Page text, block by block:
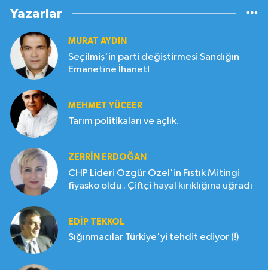
Yazarlar
MURAT AYDIN
Seçilmiş'in parti değiştirmesi Sandığın
Emanetine İhanet!
MEHMET YÜCEER
Tarım politikaları ve açlık.
ZERRIN ERDOĞAN
CHP Lideri Özgür Özel'in Fıstık Mitingi
fiyasko oldu . Çiftçi hayal kırıklığına uğradı
EDIP TEKKOL
Sığınmacılar Türkiye'yi tehdit ediyor (!)